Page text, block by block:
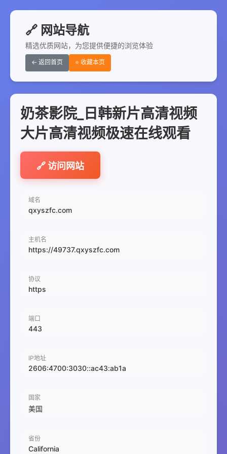
🔗 网站导航
精选优质网站，为您提供便捷的浏览体验
← 返回首页 ⭐ 收藏本页
奶茶影院_日韩新片高清视频
大片高清视频极速在线观看
🔗 访问网站
域名
qxyszfc.com
主机名
https://49737.qxyszfc.com
协议
https
端口
443
IP地址
2606:4700:3030::ac43:ab1a
国家
美国
省份
California